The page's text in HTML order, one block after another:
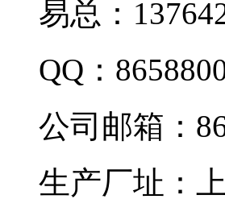
易总：
QQ：
公司邮箱：
生产厂址：